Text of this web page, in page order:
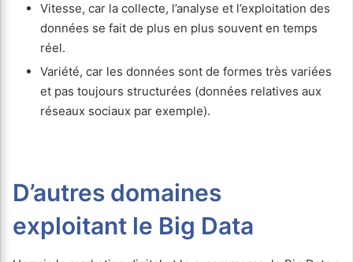
Vitesse, car la collecte, l’analyse et l’exploitation des
données se fait de plus en plus souvent en temps
réel.
Variété, car les données sont de formes très variées
et pas toujours structurées (données relatives aux
réseaux sociaux par exemple).
D’autres domaines
exploitant le Big Data